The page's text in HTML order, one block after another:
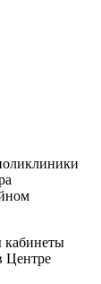
кабинеты
Центре